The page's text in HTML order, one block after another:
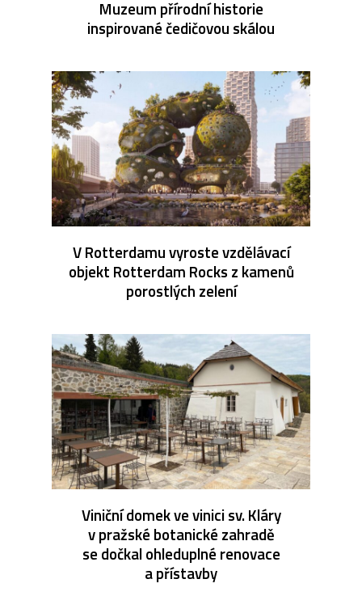
Muzeum přírodní historie
inspirované čedičovou skálou
V Rotterdamu vyroste vzdělávací
objekt Rotterdam Rocks z kamenů
porostlých zelení
Viniční domek ve vinici sv. Kláry
v pražské botanické zahradě
se dočkal ohleduplné renovace
a přístavby